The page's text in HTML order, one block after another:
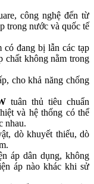
công nghệ đến từ
trong nước và quốc tế
có đang bị lẫn các tạp
chất không nằm trong
cho khả năng chống
tuân thủ tiêu chuẩn
và hệ thống có thể
nhau.
dò khuyết thiếu, dò
áp dân dụng, không
áp nào khác khi sử